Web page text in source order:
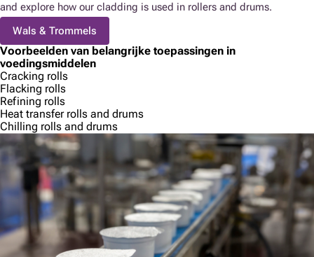
and explore how our cladding is used in rollers and drums.
Wals & Trommels
Voorbeelden van belangrijke toepassingen in
voedingsmiddelen
Cracking rolls
Flacking rolls
Refining rolls
Heat transfer rolls and drums
Chilling rolls and drums